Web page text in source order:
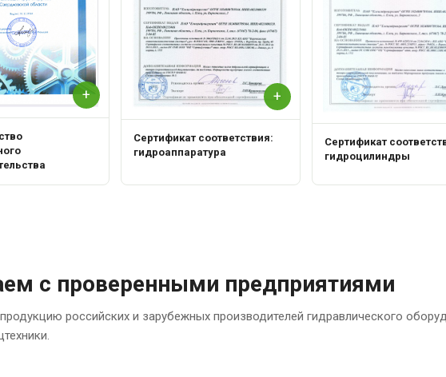
+ +
Сертификат соответствия:
гидроаппаратура
Сертификат
гидроцилиндры
с проверенными предприятиями
российских и зарубежных производителей гидравлического